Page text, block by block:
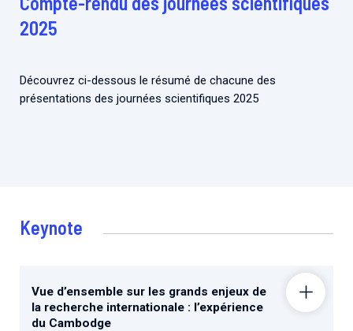
2025
Découvrez ci-dessous le résumé de chacune des
présentations des journées scientifiques 2025
Keynote
Vue d’ensemble sur les grands enjeux de
la recherche internationale : l’expérience
du Cambodge